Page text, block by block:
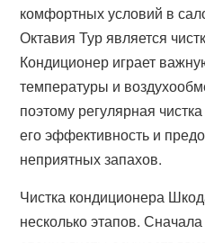
комфортных условий в
Октавия Тур является
Кондиционер играет
температуры и
поэтому регулярная
его эффективность и
неприятных запахов.
Чистка кондиционера
несколько этапов.